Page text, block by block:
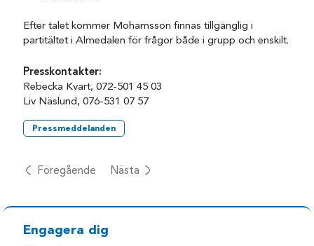
Efter talet kommer Mohamsson finnas tillgänglig i
partitältet i Almedalen för frågor både i grupp och enskilt.
Presskontakter:
Rebecka Kvart, 072-501 45 03
Liv Näslund, 076-531 07 57
Pressmeddelanden
Föregående Nästa
Engagera dig